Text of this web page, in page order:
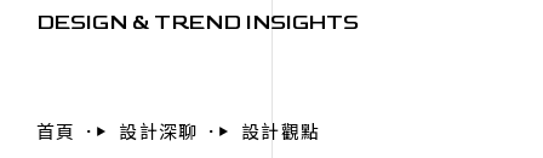
DESIGN & TREND INSIGHTS
首頁 設計深聊 設計觀點